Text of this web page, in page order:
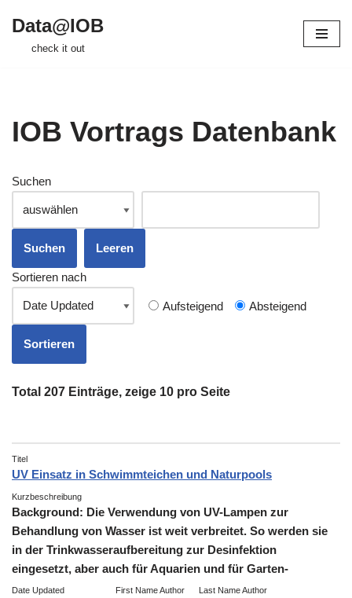
Data@IOB
check it out
IOB Vortrags Datenbank
Suchen
Sortieren nach
Aufsteigend Absteigend
Total 207 Einträge, zeige 10 pro Seite
Titel
UV Einsatz in Schwimmteichen und Naturpools
Kurzbeschreibung
Background: Die Verwendung von UV-Lampen zur
Behandlung von Wasser ist weit verbreitet. So werden sie
in der Trinkwasseraufbereitung zur Desinfektion
eingesetzt, aber auch für Aquarien und für Garten-
Date Updated First Name Author Last Name Author